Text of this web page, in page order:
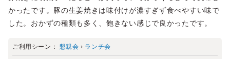
かったです。豚の生姜焼きは味付けが濃すぎず食べやすい味で
した。おかずの種類も多く、飽きない感じで良かったです。
ご利用シーン： 懇親会 › ランチ会